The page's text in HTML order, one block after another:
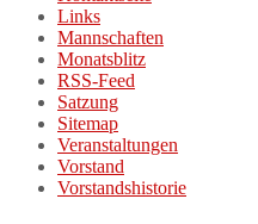
Links
Mannschaften
Monatsblitz
RSS-Feed
Satzung
Sitemap
Veranstaltungen
Vorstand
Vorstandshistorie